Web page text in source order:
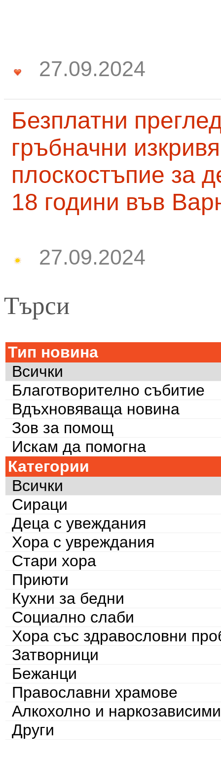
27.09.2024
Безплатни
гръбначни
плоскостъпие за
18 години във
27.09.2024
Търси
Тип новина
Всички
Благотворително събитие
Вдъхновяваща новина
Зов за помощ
Искам да помогна
Категории
Всички
Сираци
Деца с увеждания
Хора с увреждания
Стари хора
Приюти
Кухни за бедни
Социално слаби
Хора със здравословни
Затворници
Бежанци
Православни храмове
Алкохолно и наркозависими
Други